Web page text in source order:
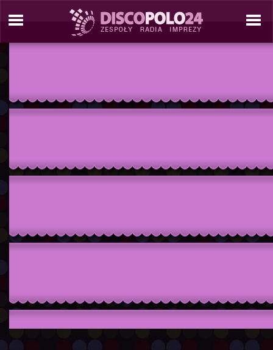
./tresc/zespol_informacje.php./include/site_tools/